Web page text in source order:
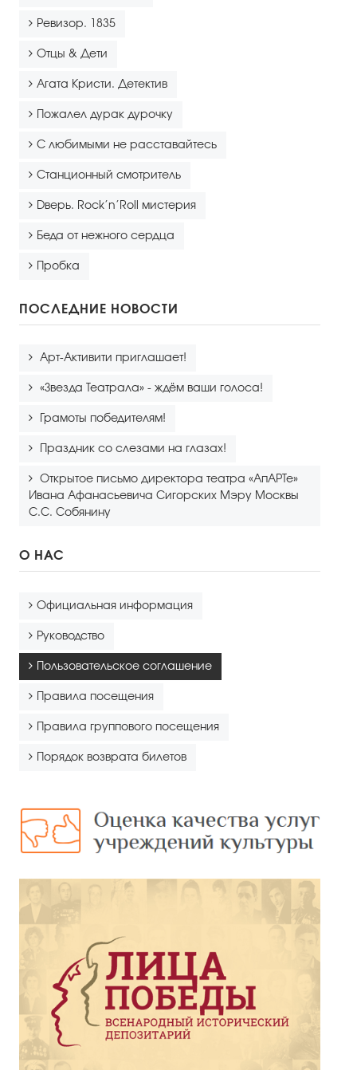
Ревизор. 1835
Отцы & Дети
Агата Кристи. Детектив
Пожалел дурак дурочку
С любимыми не расставайтесь
Станционный смотритель
Dверь. Rock’n’Roll мистерия
Беда от нежного сердца
Пробка
ПОСЛЕДНИЕ НОВОСТИ
Арт-Активити приглашает!
«Звезда Театрала» - ждём ваши голоса!
Грамоты победителям!
Праздник со слезами на глазах!
Открытое письмо директора театра «АпАРТе»
Ивана Афанасьевича Сигорских Мэру Москвы
С.С. Собянину
О НАС
Официальная информация
Руководство
Пользовательское соглашение
Правила посещения
Правила группового посещения
Порядок возврата билетов